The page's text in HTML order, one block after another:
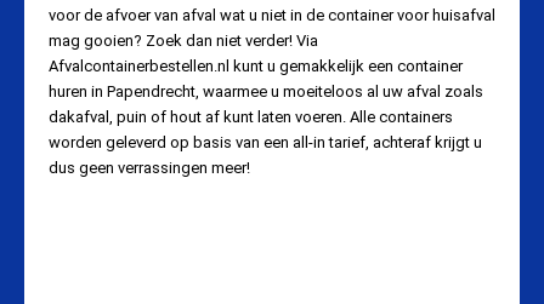
voor de afvoer van afval wat u niet in de container voor huisafval
mag gooien? Zoek dan niet verder! Via
Afvalcontainerbestellen.nl kunt u gemakkelijk een container
huren in Papendrecht, waarmee u moeiteloos al uw afval zoals
dakafval, puin of hout af kunt laten voeren. Alle containers
worden geleverd op basis van een all-in tarief, achteraf krijgt u
dus geen verrassingen meer!